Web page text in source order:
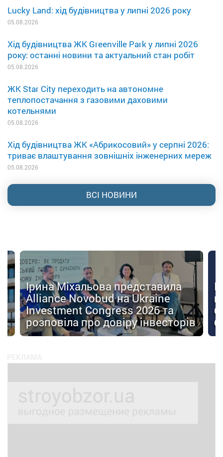
Lucky Land: хід будівництва у липні 2026 року
05.08.2026
Хід будівництва ЖК Greenville Park у липні 2026
року: останні новини та актуальний стан робіт
05.08.2026
ЖК Star City переходить на автономне
теплопостачання з газовими даховими
котельнями
05.08.2026
Хід будівництва ЖК «Абрикосовий» у серпні 2026:
триває влаштування зовнішніх інженерних мереж
05.08.2026
ВСІ НОВИНИ
Ірина Міхальова представила
Alliance Novobud на Ukraine
Investment Congress 2026 та
розповіла про довіру інвесторів